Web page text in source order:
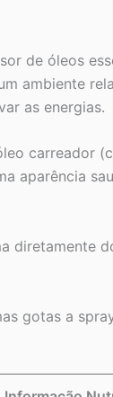
de óleos
ambiente
as energias.
carreador
aparência
diretamente
gotas a